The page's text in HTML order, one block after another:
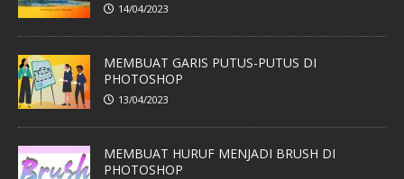
14/04/2023
MEMBUAT GARIS PUTUS-PUTUS DI
PHOTOSHOP
13/04/2023
MEMBUAT HURUF MENJADI BRUSH DI
PHOTOSHOP